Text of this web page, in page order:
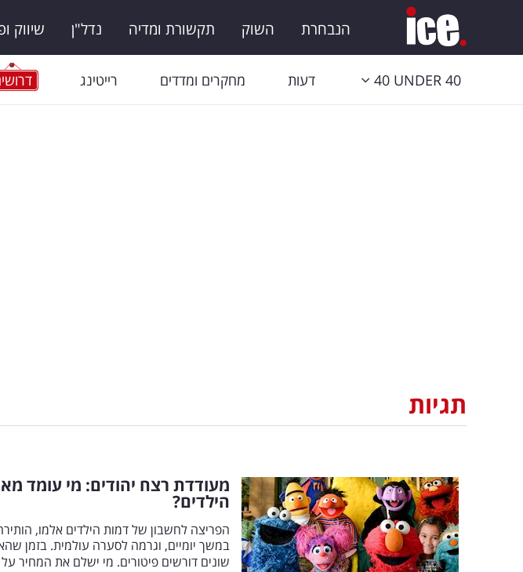
הנבחרת השוק תקשורת ומדיה נדל"ן שיווק
40 UNDER 40 דעות מחקרים ומדדים רייטינג
תגיות
מעודדת רצח יהודים: מי עומד
הילדים?
הפריצה לחשבון של דמות הילדים אלמו,
במשך יומיים, וגרמה לסערה עולמית. בזמן
שונים דורשים פיטורים. מי ישלם את המחיר